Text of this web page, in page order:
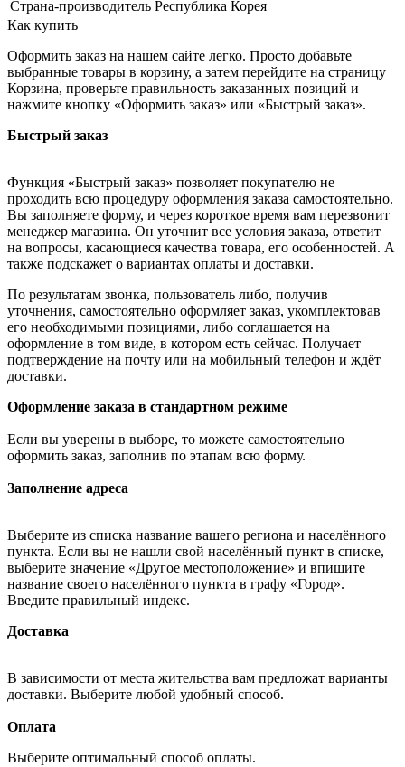
Страна-производитель Республика Корея
Как купить
Оформить заказ на нашем сайте легко. Просто добавьте
выбранные товары в корзину, а затем перейдите на страницу
Корзина, проверьте правильность заказанных позиций и
нажмите кнопку «Оформить заказ» или «Быстрый заказ».
Быстрый заказ
Функция «Быстрый заказ» позволяет покупателю не
проходить всю процедуру оформления заказа самостоятельно.
Вы заполняете форму, и через короткое время вам перезвонит
менеджер магазина. Он уточнит все условия заказа, ответит
на вопросы, касающиеся качества товара, его особенностей. А
также подскажет о вариантах оплаты и доставки.
По результатам звонка, пользователь либо, получив
уточнения, самостоятельно оформляет заказ, укомплектовав
его необходимыми позициями, либо соглашается на
оформление в том виде, в котором есть сейчас. Получает
подтверждение на почту или на мобильный телефон и ждёт
доставки.
Оформление заказа в стандартном режиме
Если вы уверены в выборе, то можете самостоятельно
оформить заказ, заполнив по этапам всю форму.
Заполнение адреса
Выберите из списка название вашего региона и населённого
пункта. Если вы не нашли свой населённый пункт в списке,
выберите значение «Другое местоположение» и впишите
название своего населённого пункта в графу «Город».
Введите правильный индекс.
Доставка
В зависимости от места жительства вам предложат варианты
доставки. Выберите любой удобный способ.
Оплата
Выберите оптимальный способ оплаты.